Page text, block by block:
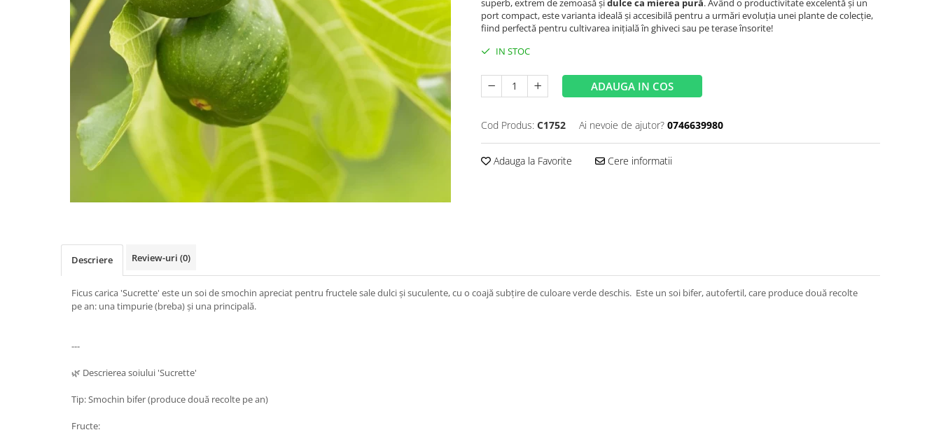
superb, extrem de zemoasă șidulce ca mierea pură. Având o productivitate excelentă și un
port compact, este varianta ideală și accesibilă pentru a urmări evoluția unei plante de colecție,
fiind perfectă pentru cultivarea inițială în ghiveci sau pe terase însorite!
IN STOC
ADAUGA IN COS
Cod Produs: C1752 Ai nevoie de ajutor? 0746639980
Adauga la Favorite Cere informatii
Descriere Review-uri (0)
Ficus carica 'Sucrette' este un soi de smochin apreciat pentru fructele sale dulci și suculente, cu o coajă subțire de culoare verde deschis. Este un soi bifer, autofertil, care produce două recolte
pe an: una timpurie (breba) și una principală.
---
🌿 Descrierea soiului 'Sucrette'
Tip: Smochin bifer (produce două recolte pe an)
Fructe: